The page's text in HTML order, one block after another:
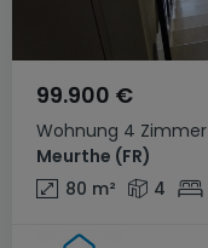
Wohnung 4 Zimmer
Meurthe (FR)
99.900 €
80 m² 4